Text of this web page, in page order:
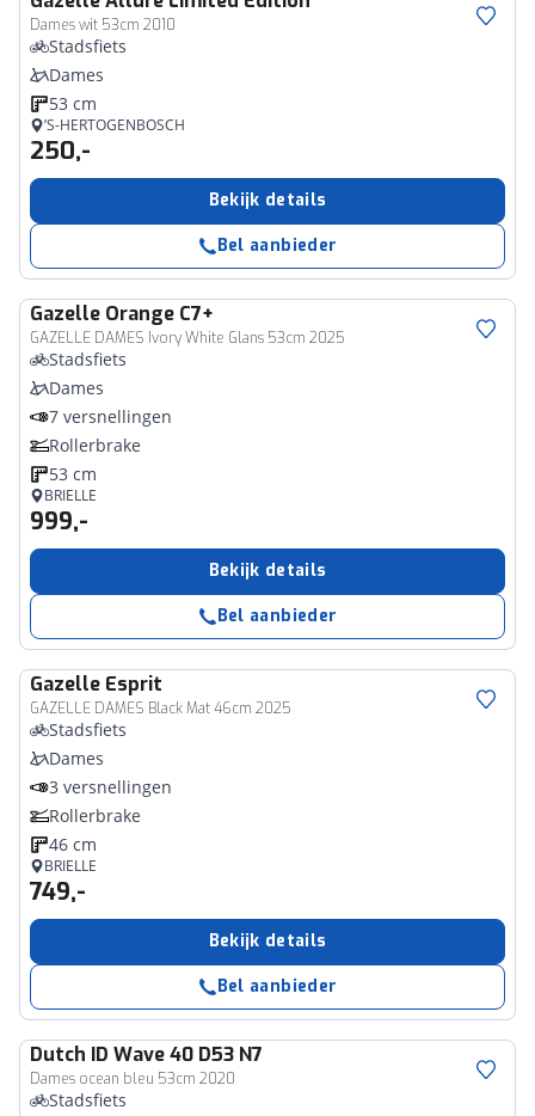
Dames wit 53cm 2010
Stadsfiets
Dames
53 cm
’S-HERTOGENBOSCH
250,-
Bekijk details
Bel aanbieder
Gazelle Orange C7+
GAZELLE DAMES Ivory White Glans 53cm 2025
Stadsfiets
Dames
7 versnellingen
Rollerbrake
53 cm
BRIELLE
999,-
Bekijk details
Bel aanbieder
Gazelle Esprit
GAZELLE DAMES Black Mat 46cm 2025
Stadsfiets
Dames
3 versnellingen
Rollerbrake
46 cm
BRIELLE
749,-
Bekijk details
Bel aanbieder
Dutch ID Wave 40 D53 N7
Dames ocean bleu 53cm 2020
Stadsfiets